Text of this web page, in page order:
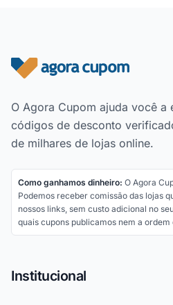
Rodapé do site
O Agora Cupom ajuda você a
códigos de desconto
de milhares de lojas online.
Como ganhamos dinheiro: O Agora
Podemos receber comissão das lojas
nossos links, sem custo adicional no
quais cupons publicamos nem a
Institucional